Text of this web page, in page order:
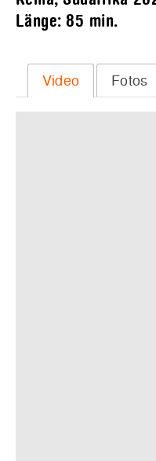
Länge:85 min.
Video Fotos